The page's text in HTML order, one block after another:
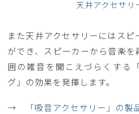
天井アクセサリ
また天井アクセサリーにはスピ
ができ、スピーカーから音楽を
囲の雑音を聞こえづらくする
グ」の効果を発揮します。
→ 「吸音アクセサリー」の製